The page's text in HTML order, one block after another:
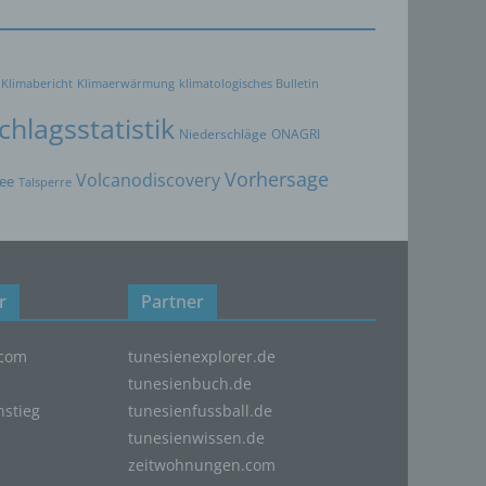
Klimabericht Klimaerwärmung klimatologisches Bulletin
Niederschläge ONAGRI
Talsperre VolcanodiscoveryVorhersage
Partner
tunesienexplorer.de
tunesienbuch.de
tunesienfussball.de
tunesienwissen.de
zeitwohnungen.com
zu